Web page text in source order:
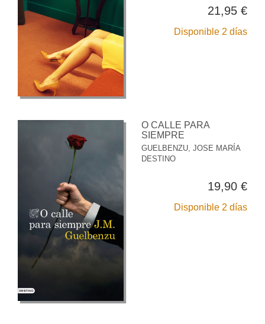
21,95 €
Disponible 2 días
O CALLE PARA
SIEMPRE
GUELBENZU, JOSE MARÍA
DESTINO
19,90 €
Disponible 2 días